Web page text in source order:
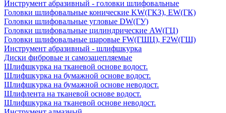
Инструмент абразивный - головки шлифовальные
Головки шлифовальные конические KW(ГКЗ), EW(ГК)
Головки шлифовальные угловые DW(ГУ)
Головки шлифовальные цилиндрические AW(ГЦ)
Головки шлифовальные шаровые FW(ГШЦ), F2W(ГШ)
Инструмент абразивный - шлифшкурка
Диски фибровые и самозацепляемые
Шлифшкурка на тканевой основе водост.
Шлифшкурка на бумажной основе водост.
Шлифшкурка на бумажной основе неводост.
Шлифлента на тканевой основе водост.
Шлифшкурка на тканевой основе неводост.